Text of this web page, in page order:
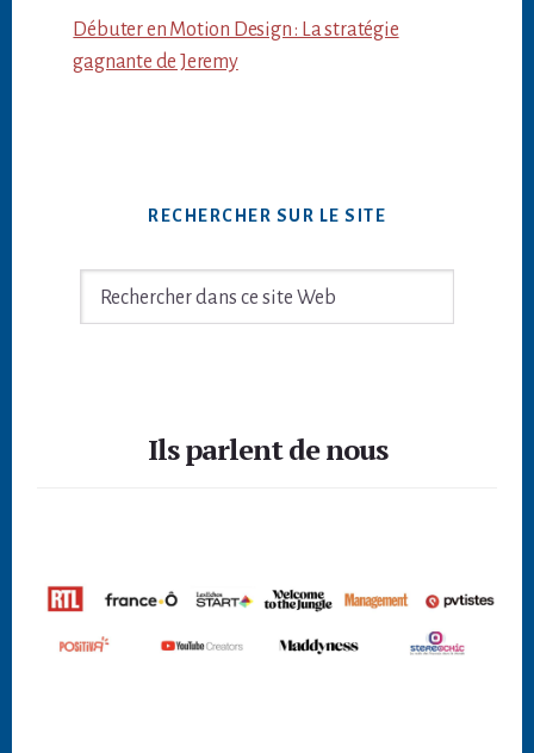
Débuter en Motion Design : La stratégie
gagnante de Jeremy
RECHERCHER SUR LE SITE
Rechercher
Ils parlent de nous